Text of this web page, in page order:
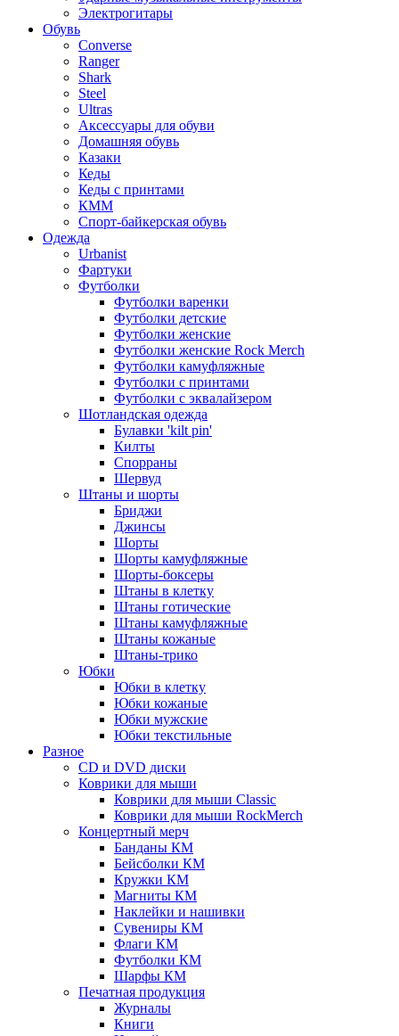
Электрогитары
Обувь
Converse
Ranger
Shark
Steel
Ultras
Аксессуары для обуви
Домашняя обувь
Казаки
Кеды
Кеды с принтами
КММ
Спорт-байкерская обувь
Одежда
Urbanist
Фартуки
Футболки
Футболки варенки
Футболки детские
Футболки женские
Футболки женские Rock Merch
Футболки камуфляжные
Футболки с принтами
Футболки с эквалайзером
Шотландская одежда
Булавки 'kilt pin'
Килты
Спорраны
Шервуд
Штаны и шорты
Бриджи
Джинсы
Шорты
Шорты камуфляжные
Шорты-боксеры
Штаны в клетку
Штаны готические
Штаны камуфляжные
Штаны кожаные
Штаны-трико
Юбки
Юбки в клетку
Юбки кожаные
Юбки мужские
Юбки текстильные
Разное
CD и DVD диски
Коврики для мыши
Коврики для мыши Classic
Коврики для мыши RockMerch
Концертный мерч
Банданы КМ
Бейсболки КМ
Кружки КМ
Магниты КМ
Наклейки и нашивки
Сувениры КМ
Флаги КМ
Футболки КМ
Шарфы КМ
Печатная продукция
Журналы
Книги